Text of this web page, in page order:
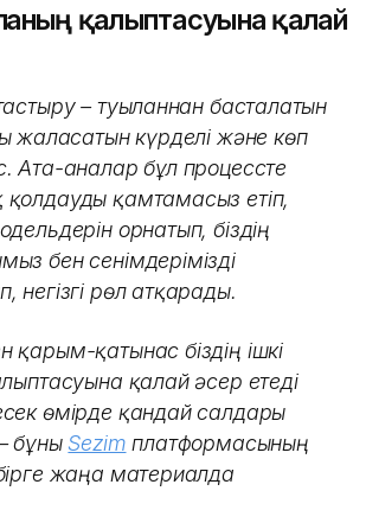
қалыптасуына қалай
– туылғаннан басталатын
жалғасатын күрделі және көп
Ата-аналар бұл процессте
қамтамасыз етіп,
орнатып, біздің
бен сенімдерімізді
негізгі рөл атқарады.
қатынас біздің ішкі
қалай әсер етеді
өмірде қандай салдары
бұны Sezim платформасының
жаңа материалда